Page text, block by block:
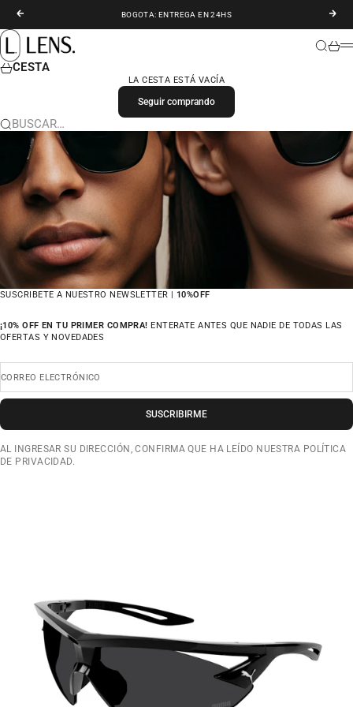
ANTERIOR
BOGOTA: ENTREGA EN 24HS
LENS. COLOMBIA
BUSCAR
CESTA
LA CESTA ESTÁ VACÍA
Seguir comprando
BUSCAR…
SUSCRIBETE A NUESTRO NEWSLETTER | 10%OFF
¡10% OFF EN TU PRIMER COMPRA! ENTERATE ANTES QUE NADIE DE TODAS LAS
OFERTAS Y NOVEDADES
CORREO ELECTRÓNICO
SUSCRIBIRME
AL INGRESAR SU DIRECCIÓN, CONFIRMA QUE HA LEÍDO NUESTRA POLÍTICA
DE PRIVACIDAD.